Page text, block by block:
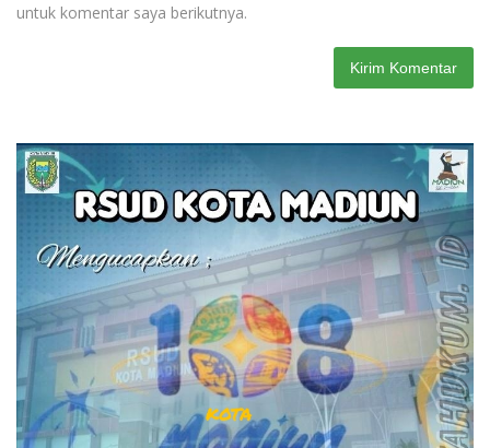
untuk komentar saya berikutnya.